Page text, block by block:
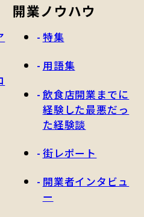
開業ノウハウ
特集
用語集
飲食店開業までに
経験した最悪だっ
た経験談
街レポート
開業者インタビュ
ー